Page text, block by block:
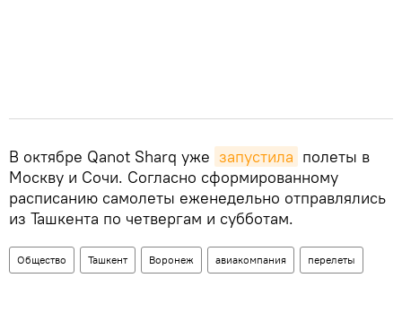
В октябре Qanot Sharq уже запустила полеты в
Москву и Сочи. Согласно сформированному
расписанию самолеты еженедельно отправлялись
из Ташкента по четвергам и субботам.
Общество Ташкент Воронеж авиакомпания перелеты